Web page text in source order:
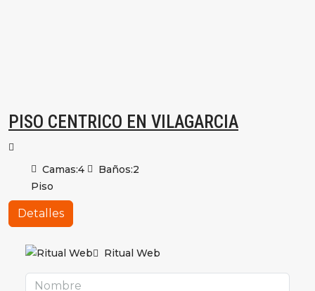
PISO CENTRICO EN VILAGARCIA
Camas:4 Baños:2
Piso
Detalles
Ritual Web